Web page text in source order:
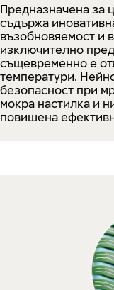
Предназначена за
съдържа
възобновяемост и
изключително
същевременно е
температури.
безопасност при
мокра настилка и
повишена